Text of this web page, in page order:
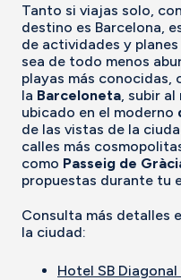
Tanto si viajas solo,
destino es Barcelona,
de actividades y
sea de todo menos
playas más conocidas,
la Barceloneta, subir
ubicado en el moderno
de las vistas de la
calles más
como Passeig de
propuestas durante tu
Consulta más detalles
la ciudad:
Hotel SB